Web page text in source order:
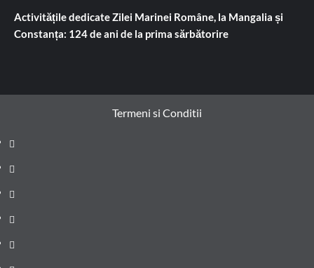
Activitățile dedicate Zilei Marinei Române, la Mangalia și
Constanța: 124 de ani de la prima sărbătorire
Termeni si Conditii
Prima
pagină
Știri
de
ultima
Administrație
locală
Actualitate
Justiție